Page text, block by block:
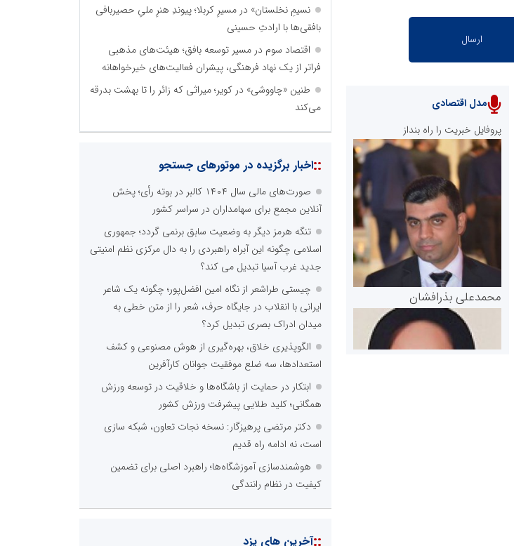
مدل اقتصادی
پروفایل خبریت را راه بنداز
محمدعلی بذرافشان
نسیمِ نخلستان» در مسیرِ کربلا؛ پیوندِ هنرِ ملیِ حصیربافی
بافقی‌ها با ارادتِ حسینی
اقتصاد سوم در مسیر توسعه بافق؛ هیئت‌های مذهبی
فراتر از یک نهاد فرهنگی، پیشران فعالیت‌های خیرخواهانه
طنین «چاووشی» در کویر؛ میراثی که زائر را تا بهشت بدرقه
می‌کند
::اخبار برگزیده در موتورهای جستجو
صورت‌های مالی سال ۱۴۰۴ کالبر در بوته رأی؛ پخش
آنلاین مجمع برای سهامداران در سراسر کشور
تنگه هرمز دیگر به وضعیت سابق برنمی گردد؛ جمهوری
اسلامی چگونه این آبراه راهبردی را به دال مرکزی نظم امنیتی
جدید غرب آسیا تبدیل می کند؟
چیستی طراشعر از نگاه امین افضل‌پور؛ چگونه یک شاعر
ایرانی با انقلاب در جایگاه حرف، شعر را از متن خطی به
میدان ادراک بصری تبدیل کرد؟
الگوپذیری خلاق، بهره‌گیری از هوش مصنوعی و کشف
استعدادها، سه ضلع موفقیت جوانان کارآفرین
ابتکار در حمایت از باشگاه‌ها و خلاقیت در توسعه ورزش
همگانی؛ کلید طلایی پیشرفت ورزش کشور
دکتر مرتضی پرهیزگار: نسخه نجات تعاون، شبکه سازی
است، نه ادامه راه قدیم
هوشمندسازی آموزشگاه‌ها؛ راهبرد اصلی برای تضمین
کیفیت در نظام رانندگی
آخرین های یزد